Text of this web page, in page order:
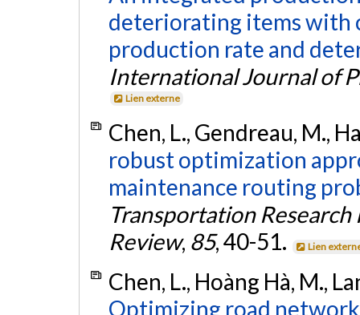
deteriorating items with
production rate and
International Journal of
Lien externe
Chen, L., Gendreau, M.,
robust optimization
maintenance routing
Transportation
Review, 85, 40-51. Lien
Chen, L., Hoàng Hà, M.,
Optimizing road